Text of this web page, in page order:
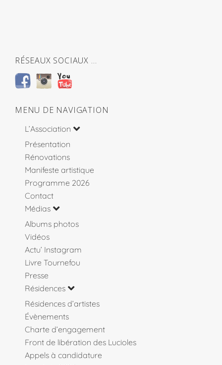
RÉSEAUX SOCIAUX …
MENU DE NAVIGATION
L’Association
Présentation
Rénovations
Manifeste artistique
Programme 2026
Contact
Médias
Albums photos
Vidéos
Actu’ Instagram
Livre Tournefou
Presse
Résidences
Résidences d’artistes
Évènements
Charte d’engagement
Front de libération des Lucioles
Appels à candidature